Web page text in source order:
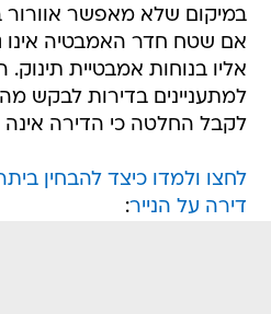
במיקום שלא מאפשר אוורור
אם שטח חדר האמבטיה אינו
אליו בנוחות אמבטיית
למתעניינים בדירות לבקש
לקבל החלטה כי הדירה
לחצו ולמדו כיצד להבחין
דירה על הנייר: